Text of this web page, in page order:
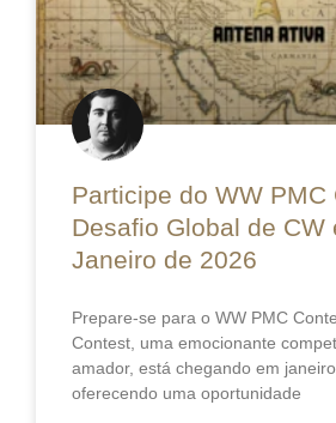
Participe do WW PMC
Desafio Global de CW
Janeiro de 2026
Prepare-se para o WW PMC
Contest, uma emocionante
amador, está chegando em
oferecendo uma oportunidade